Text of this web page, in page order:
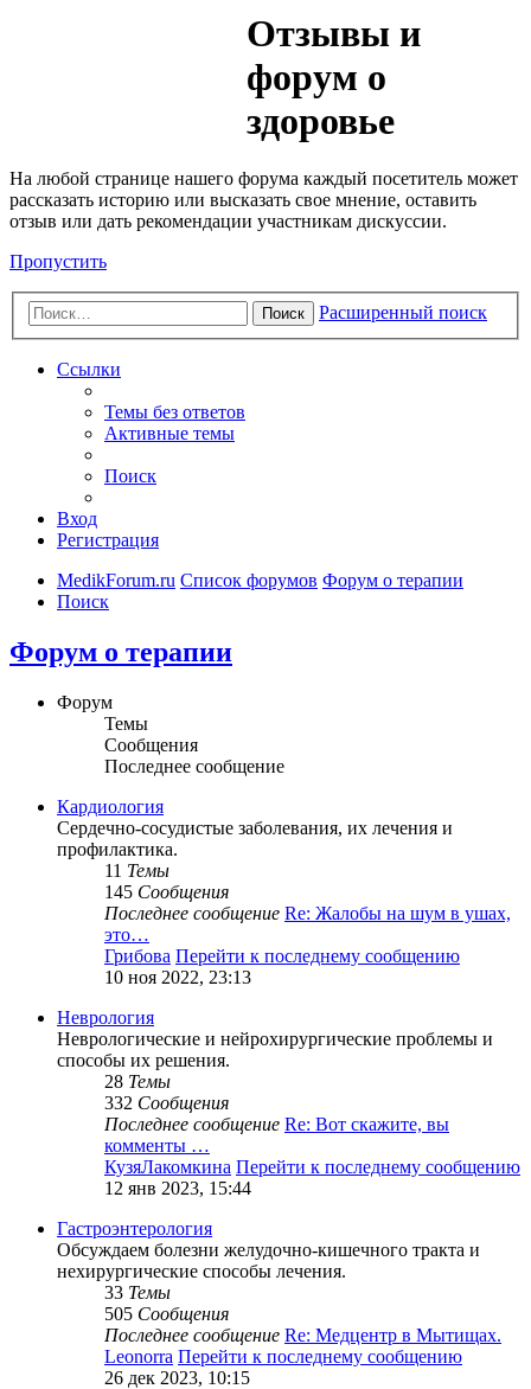
Отзывы и
форум о
здоровье
На любой странице нашего форума каждый посетитель может
рассказать историю или высказать свое мнение, оставить
отзыв или дать рекомендации участникам дискуссии.
Пропустить
Поиск Расширенный поиск
Ссылки
Темы без ответов
Активные темы
Поиск
Вход
Регистрация
MedikForum.ru Список форумов Форум о терапии
Поиск
Форум о терапии
Форум
Темы
Сообщения
Последнее сообщение
Кардиология
Сердечно-сосудистые заболевания, их лечения и
профилактика.
11 Темы
145 Сообщения
Последнее сообщение Re: Жалобы на шум в ушах,
это…
Грибова Перейти к последнему сообщению
10 ноя 2022, 23:13
Неврология
Неврологические и нейрохирургические проблемы и
способы их решения.
28 Темы
332 Сообщения
Последнее сообщение Re: Вот скажите, вы
комменты …
КузяЛакомкина Перейти к последнему сообщению
12 янв 2023, 15:44
Гастроэнтерология
Обсуждаем болезни желудочно-кишечного тракта и
нехирургические способы лечения.
33 Темы
505 Сообщения
Последнее сообщение Re: Медцентр в Мытищах.
Leonorra Перейти к последнему сообщению
26 дек 2023, 10:15